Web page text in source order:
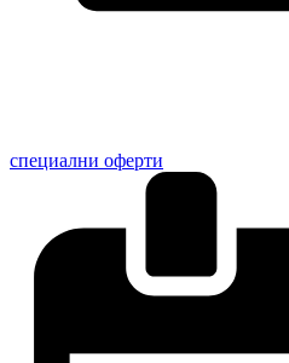
специални оферти